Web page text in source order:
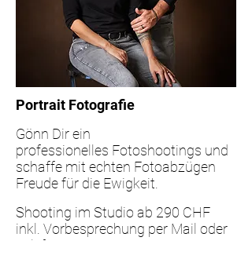
Portrait Fotografie
Gönn Dir ein
professionelles Fotoshootings und
schaffe mit echten Fotoabzügen
Freude für die Ewigkeit.
Shooting im Studio ab 290 CHF
inkl. Vorbesprechung per Mail oder
Telefon